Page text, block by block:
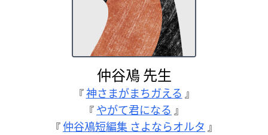
仲谷鳰 先生
『神さまがまちガえる 』
『 やがて君になる 』
『仲谷鳰短編集 さよならオルタ 』